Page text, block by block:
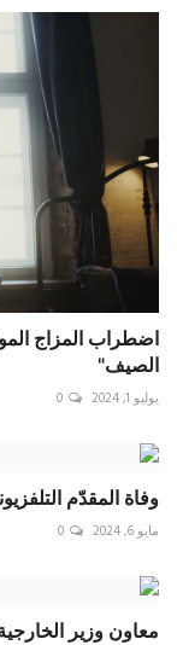
اضطراب المزاج
الصيف"
يوليو 1, 2024 0
وفاة المقدّم
مايو 6, 2024 0
‏معاون وزير